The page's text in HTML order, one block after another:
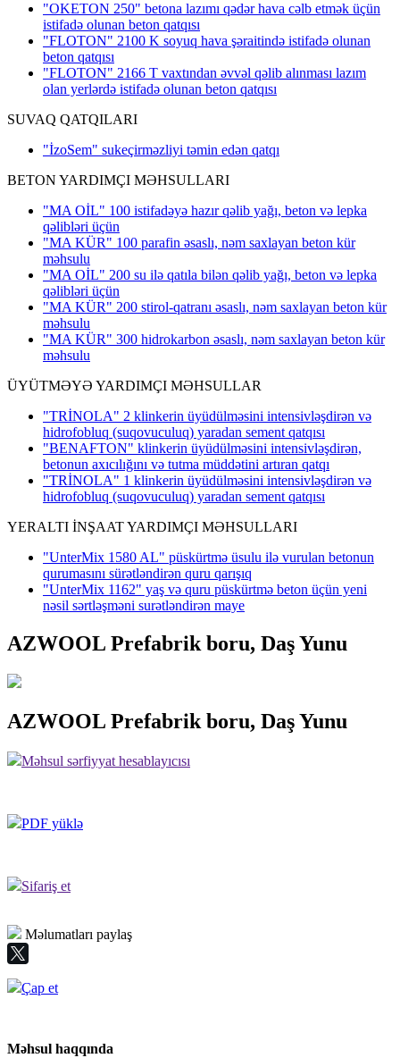
"OKETON 250" betona lazımı qədər hava cəlb etmək üçün
istifadə olunan beton qatqısı
"FLOTON" 2100 K soyuq hava şəraitində istifadə olunan
beton qatqısı
"FLOTON" 2166 T vaxtından əvvəl qəlib alınması lazım
olan yerlərdə istifadə olunan beton qatqısı
SUVAQ QATQILARI
"İzoSem" sukeçirməzliyi təmin edən qatqı
BETON YARDIMÇI MƏHSULLARI
"MA OİL" 100 istifadəyə hazır qəlib yağı, beton və lepka
qəlibləri üçün
"MA KÜR" 100 parafin əsaslı, nəm saxlayan beton kür
məhsulu
"MA OİL" 200 su ilə qatıla bilən qəlib yağı, beton və lepka
qəlibləri üçün
"MA KÜR" 200 stirol-qatranı əsaslı, nəm saxlayan beton kür
məhsulu
"MA KÜR" 300 hidrokarbon əsaslı, nəm saxlayan beton kür
məhsulu
ÜYÜTMƏYƏ YARDIMÇI MƏHSULLAR
"TRİNOLA" 2 klinkerin üyüdülməsini intensivləşdirən və
hidrofobluq (suqovuculuq) yaradan sement qatqısı
"BENAFTON" klinkerin üyüdülməsini intensivləşdirən,
betonun axıcılığını və tutma müddətini artıran qatqı
"TRİNOLA" 1 klinkerin üyüdülməsini intensivləşdirən və
hidrofobluq (suqovuculuq) yaradan sement qatqısı
YERALTI İNŞAAT YARDIMÇI MƏHSULLARI
"UnterMix 1580 AL" püskürtmə üsulu ilə vurulan betonun
qurumasını sürətləndirən quru qarışıq
"UnterMix 1162" yaş və quru püskürtmə beton üçün yeni
nəsil sərtləşməni surətləndirən maye
AZWOOL Prefabrik boru, Daş Yunu
AZWOOL Prefabrik boru, Daş Yunu
Məhsul sərfiyyat hesablayıcısı
PDF yüklə
Sifariş et
Məlumatları paylaş
Çap et
Məhsul haqqında